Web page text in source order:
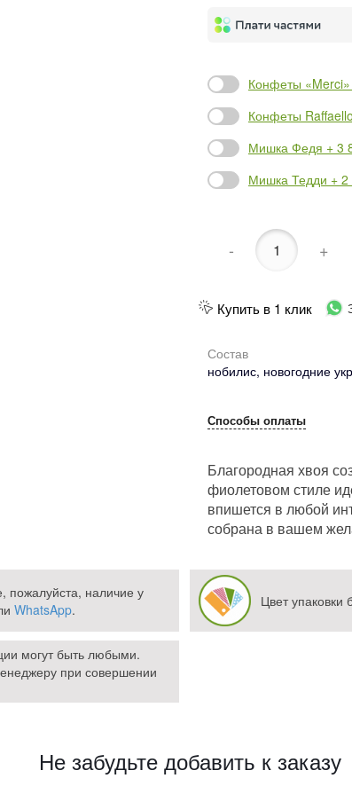
Конфеты
Конфеты
Мишка Федя + 3
Мишка Тедди + 2
- +
Купить в 1 клик
Состав
нобилис, новогодние
Способы оплаты
Благородная хвоя
фиолетовом стиле
впишется в любой
собрана в вашем
пожалуйста, наличие у
WhatsApp. Цвет упаковки
могут быть любыми.
при совершении
Не забудьте добавить к заказу